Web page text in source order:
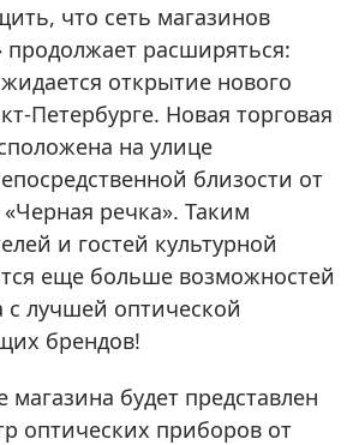
что сеть магазинов
продолжает расширяться:
открытие нового
Петербурге. Новая торговая
на улице
близости от
речка». Таким
и гостей культурной
еще больше возможностей
с лучшей оптической
брендов!
магазина будет представлен
оптических приборов от